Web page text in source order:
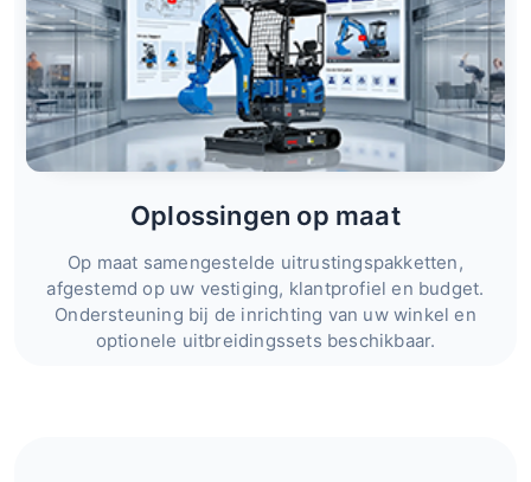
Oplossingen op maat
Op maat samengestelde uitrustingspakketten,
afgestemd op uw vestiging, klantprofiel en budget.
Ondersteuning bij de inrichting van uw winkel en
optionele uitbreidingssets beschikbaar.